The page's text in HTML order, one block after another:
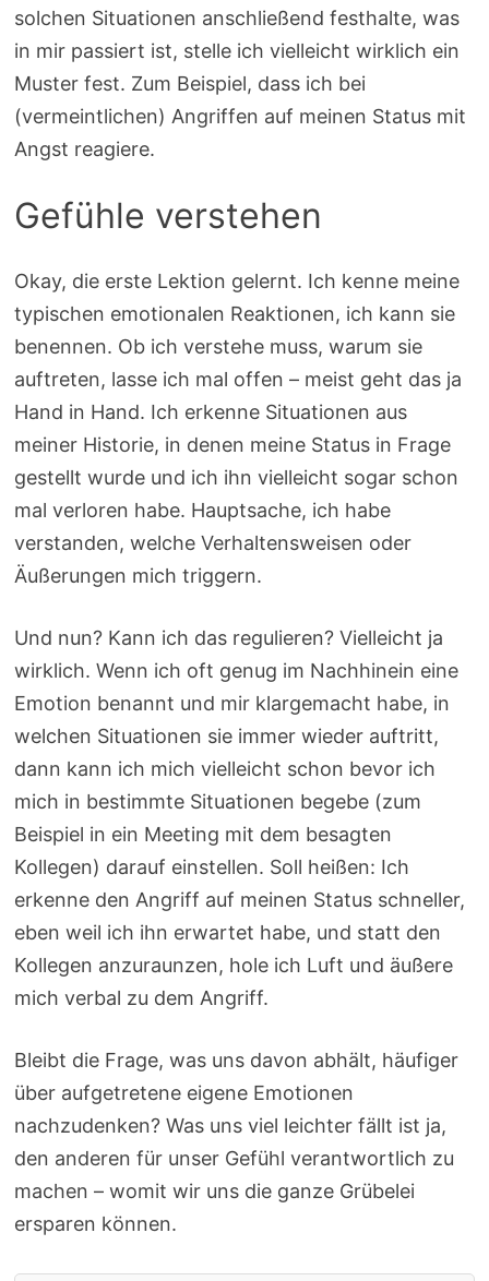
solchen Situationen anschließend festhalte, was
in mir passiert ist, stelle ich vielleicht wirklich ein
Muster fest. Zum Beispiel, dass ich bei
(vermeintlichen) Angriffen auf meinen Status mit
Angst reagiere.
Gefühle verstehen
Okay, die erste Lektion gelernt. Ich kenne meine
typischen emotionalen Reaktionen, ich kann sie
benennen. Ob ich verstehe muss, warum sie
auftreten, lasse ich mal offen – meist geht das ja
Hand in Hand. Ich erkenne Situationen aus
meiner Historie, in denen meine Status in Frage
gestellt wurde und ich ihn vielleicht sogar schon
mal verloren habe. Hauptsache, ich habe
verstanden, welche Verhaltensweisen oder
Äußerungen mich triggern.
Und nun? Kann ich das regulieren? Vielleicht ja
wirklich. Wenn ich oft genug im Nachhinein eine
Emotion benannt und mir klargemacht habe, in
welchen Situationen sie immer wieder auftritt,
dann kann ich mich vielleicht schon bevor ich
mich in bestimmte Situationen begebe (zum
Beispiel in ein Meeting mit dem besagten
Kollegen) darauf einstellen. Soll heißen: Ich
erkenne den Angriff auf meinen Status schneller,
eben weil ich ihn erwartet habe, und statt den
Kollegen anzuraunzen, hole ich Luft und äußere
mich verbal zu dem Angriff.
Bleibt die Frage, was uns davon abhält, häufiger
über aufgetretene eigene Emotionen
nachzudenken? Was uns viel leichter fällt ist ja,
den anderen für unser Gefühl verantwortlich zu
machen – womit wir uns die ganze Grübelei
ersparen können.